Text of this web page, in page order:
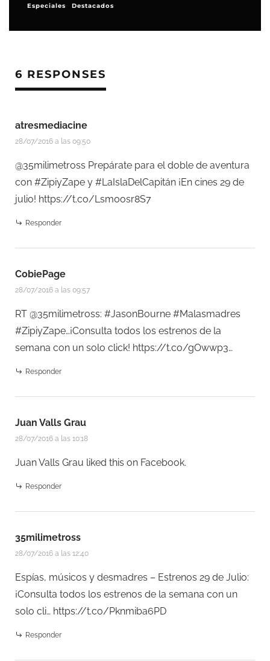
Especiales Destacados
6 RESPONSES
atresmediacine
28/07/2016 a las 09:50
@35milimetross Prepárate para el doble de aventura
con #ZipiyZape y #LaIslaDelCapitán ¡En cines 29 de
julio! https://t.co/Lsm0osr8S7
Responder
CobiePage
28/07/2016 a las 09:57
RT @35milimetross: #JasonBourne #Malasmadres
#ZipiyZape…¡Consulta todos los estrenos de la
semana con un solo click! https://t.co/gOwwp3…
Responder
Juan Valls Grau
28/07/2016 a las 10:18
Juan Valls Grau liked this on Facebook.
Responder
35milimetross
28/07/2016 a las 12:40
Espías, músicos y desmadres – Estrenos 29 de Julio:
¡Consulta todos los estrenos de la semana con un
solo cli… https://t.co/Pknmiba6PD
Responder